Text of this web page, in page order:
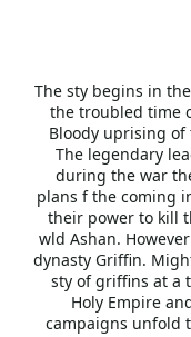
The sty begins in
the troubled time
Bloody uprising of
The legendary
during the war
plans f the coming
their power to kill
wld Ashan.
dynasty Griffin.
sty of griffins at a
Holy Empire
campaigns unfold